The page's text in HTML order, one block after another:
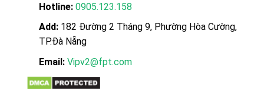
Hotline: 0905.123.158
Add: 182 Đường 2 Tháng 9, Phường Hòa Cường,
TP.Đà Nẵng
Email: Vipv2@fpt.com